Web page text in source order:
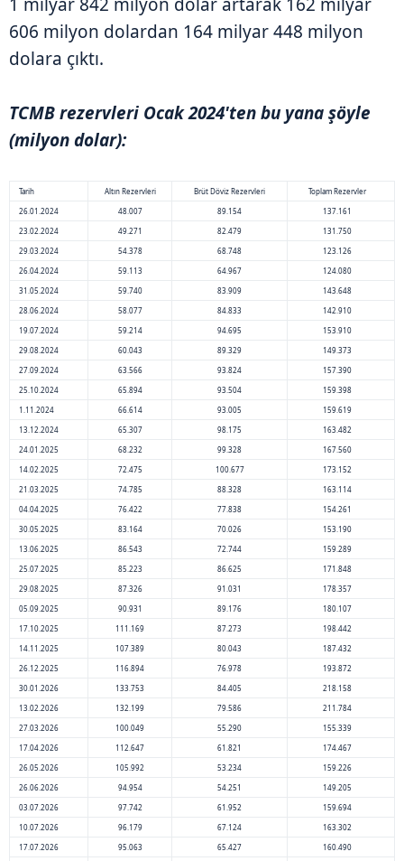
606 milyon dolardan 164 milyar 448 milyon
dolara çıktı.
TCMB rezervleri Ocak 2024'ten bu yana şöyle
(milyon dolar):
Tarih Altın Rezervleri Brüt Döviz Rezervleri
Toplam Rezervler
26.01.2024
48.007 89.154
137.161
23.02.2024
49.271 82.479
131.750
29.03.2024
54.378 68.748
123.126
26.04.2024
59.113 64.967
124.080
31.05.2024
59.740 83.909
143.648
28.06.2024
58.077 84.833
142.910
19.07.2024
59.214 94.695
153.910
29.08.2024
60.043 89.329
149.373
27.09.2024
63.566 93.824
157.390
25.10.2024
65.894 93.504
159.398
1.11.2024
66.614 93.005
159.619
13.12.2024
65.307 98.175
163.482
24.01.2025
68.232 99.328
167.560
14.02.2025
72.475 100.677
173.152
21.03.2025
74.785 88.328
163.114
04.04.2025
76.422 77.838
154.261
30.05.2025
83.164 70.026
153.190
13.06.2025
86.543 72.744
159.289
25.07.2025
85.223 86.625
171.848
29.08.2025
87.326 91.031
178.357
05.09.2025
90.931 89.176
180.107
17.10.2025
111.169 87.273
198.442
14.11.2025
107.389 80.043
187.432
26.12.2025
116.894 76.978
193.872
30.01.2026
133.753 84.405
218.158
13.02.2026
132.199 79.586
211.784
27.03.2026
100.049 55.290
155.339
17.04.2026
112.647 61.821
174.467
26.05.2026
105.992 53.234
159.226
26.06.2026
94.954 54.251
149.205
03.07.2026
97.742 61.952
159.694
10.07.2026
96.179 67.124
163.302
17.07.2026
95.063 65.427
160.490